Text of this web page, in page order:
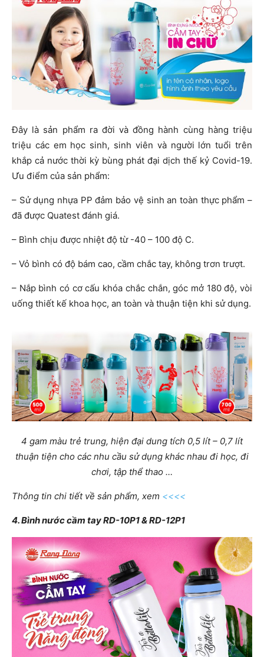
Đây là sản phẩm ra đời và đồng hành cùng hàng triệu
triệu các em học sinh, sinh viên và người lớn tuổi trên
khắp cả nước thời kỳ bùng phát đại dịch thế kỷ Covid-19.
Ưu điểm của sản phẩm:
– Sử dụng nhựa PP đảm bảo vệ sinh an toàn thực phẩm –
đã được Quatest đánh giá.
– Bình chịu được nhiệt độ từ -40 – 100 độ C.
– Vỏ bình có độ bám cao, cầm chắc tay, không trơn trượt.
– Nắp bình có cơ cấu khóa chắc chắn, góc mở 180 độ, vòi
uống thiết kế khoa học, an toàn và thuận tiện khi sử dụng.
4 gam màu trẻ trung, hiện đại dung tích 0,5 lít – 0,7 lít
thuận tiện cho các nhu cầu sử dụng khác nhau đi học, đi
chơi, tập thể thao …
Thông tin chi tiết về sản phẩm, xem <<<<
4. Bình nước cầm tay RD-10P1 & RD-12P1